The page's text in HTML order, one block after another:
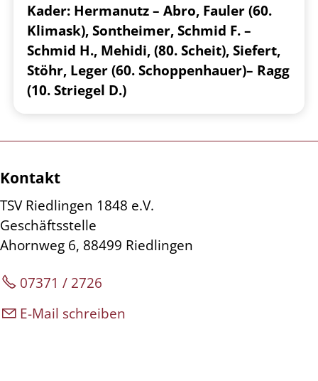
Kader: Hermanutz – Abro, Fauler (60.
Klimask), Sontheimer, Schmid F. –
Schmid H., Mehidi, (80. Scheit),Siefert,
Stöhr, Leger (60. Schoppenhauer)– Ragg
(10. Striegel D.)
Kontakt
TSV Riedlingen 1848 e.V.
Geschäftsstelle
Ahornweg 6, 88499 Riedlingen
07371 / 2726
E-Mail schreiben